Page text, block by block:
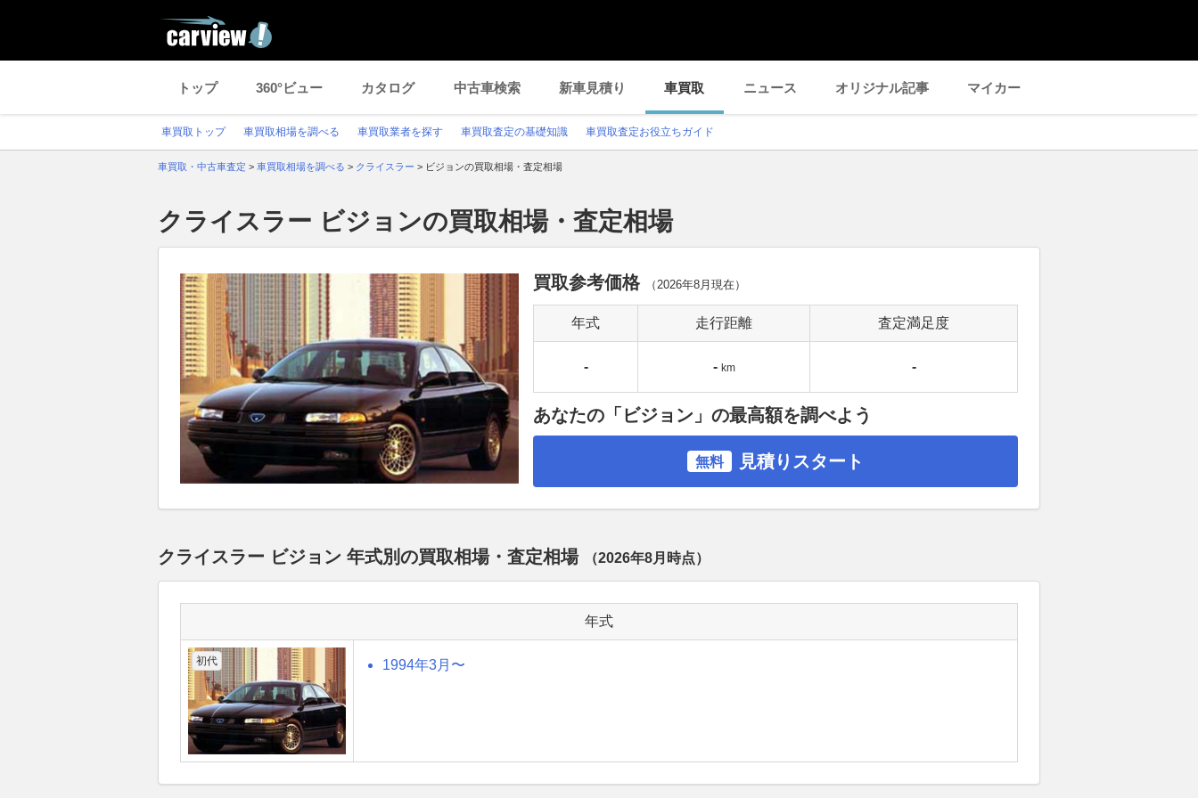
トップ 360°ビュー カタログ 中古車検索 新車見積り 車買取 ニュース オリジナル記事 マイカー
車買取トップ 車買取相場を調べる 車買取業者を探す 車買取査定の基礎知識 車買取査定お役立ちガイド
車買取・中古車査定 > 車買取相場を調べる > クライスラー > ビジョンの買取相場・査定相場
クライスラー ビジョンの買取相場・査定相場
買取参考価格 （2026年8月 現在）
年式 走行距離 査定満足度
- - km -
あなたの「ビジョン」の最高額を調べよう
無料 見積りスタート
クライスラー ビジョン 年式別の買取相場・査定相場 （2026年8月 時点）
年式
初代 1994年3月〜